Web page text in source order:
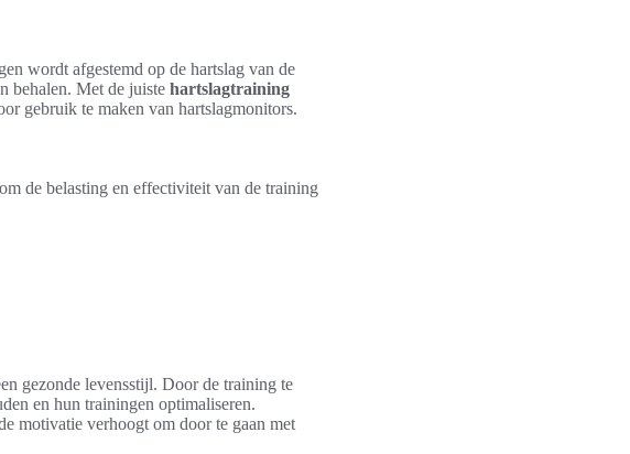
wordt afgestemd op de hartslag van de
behalen. Met de juiste hartslagtraining
gebruik te maken van hartslagmonitors.
de belasting en effectiviteit van de training
gezonde levensstijl. Door de training te
en hun trainingen optimaliseren.
motivatie verhoogt om door te gaan met